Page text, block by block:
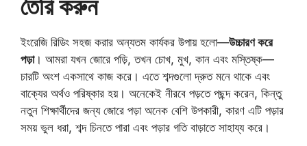
তৈরি করুন
ইংরেজি রিডিং সহজ করার অন্যতম কার্যকর উপায় হলো—উচ্চারণ করে
পড়া। আমরা যখন জোরে পড়ি, তখন চোখ, মুখ, কান এবং মস্তিষ্ক—
চারটি অংশ একসাথে কাজ করে। এতে শব্দগুলো দ্রুত মনে থাকে এবং
বাক্যের অর্থও পরিষ্কার হয়। অনেকেই নীরবে পড়তে পছন্দ করেন, কিন্তু
নতুন শিক্ষার্থীদের জন্য জোরে পড়া অনেক বেশি উপকারী, কারণ এটি পড়ার
সময় ভুল ধরা, শব্দ চিনতে পারা এবং পড়ার গতি বাড়াতে সাহায্য করে।